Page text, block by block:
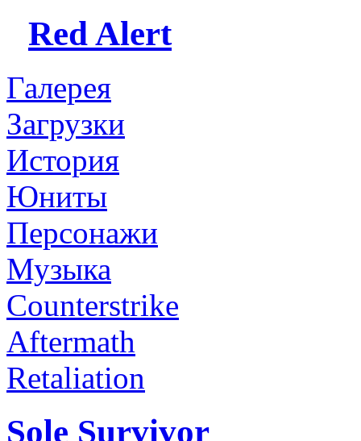
Red Alert
Галерея
Загрузки
История
Юниты
Персонажи
Музыка
Counterstrike
Aftermath
Retaliation
Sole Survivor